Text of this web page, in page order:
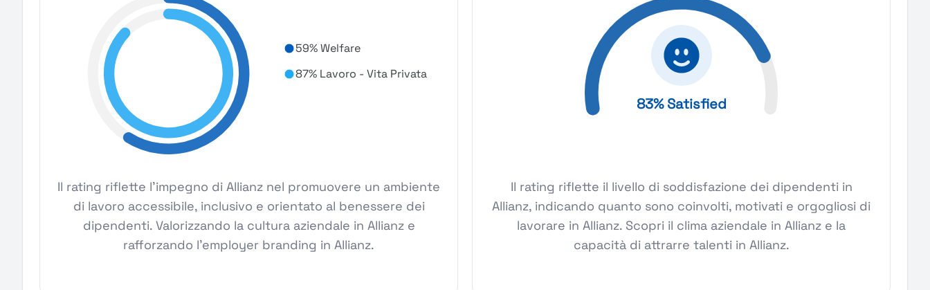
59% Welfare
87% Lavoro - Vita Privata
Il rating riflette l'impegno di Allianz nel promuovere un ambiente
di lavoro accessibile, inclusivo e orientato al benessere dei
dipendenti. Valorizzando la cultura aziendale in Allianz e
rafforzando l'employer branding in Allianz.
83% Satisfied
Il rating riflette il livello di soddisfazione dei dipendenti in
Allianz, indicando quanto sono coinvolti, motivati e orgogliosi di
lavorare in Allianz. Scopri il clima aziendale in Allianz e la
capacità di attrarre talenti in Allianz.